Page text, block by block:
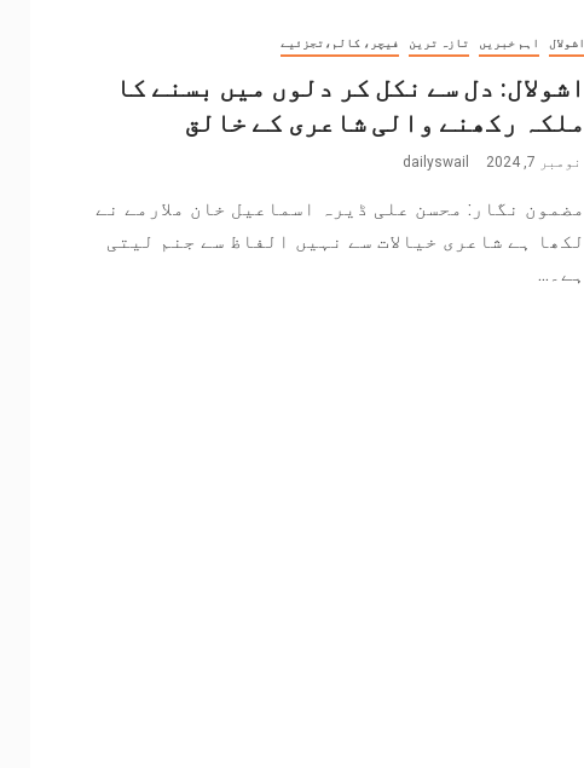
اشولال اہم خبریں تازہ ترین فیچر، کالم،تجزئیے
اشولال: دل سے نکل کر دلوں میں بسنے کا
ملکہ رکھنے والی شاعری کے خالق
نومبر 7, 2024 dailyswail
مضمون نگار: محسن علی ڈیرہ اسماعیل خان ملارمے نے
لکھا ہے شاعری خیالات سے نہیں الفاظ سے جنم لیتی
ہے۔...